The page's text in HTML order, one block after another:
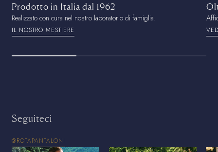
Prodotto in Italia dal 1962
Realizzato con cura nel nostro laboratorio di famiglia.
IL NOSTRO MESTIERE
Seguiteci
@ROTAPANTALONI